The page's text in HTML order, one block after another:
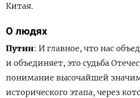
Китая.
О людях
Путин: И главное, что нас
и объединяет, это судьба
понимание высочайшей
исторического этапа, через